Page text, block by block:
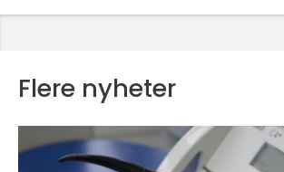
Flere nyheter